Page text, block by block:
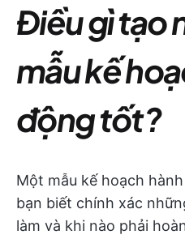
Điều gì tạo
mẫu kế
động tốt?
Một mẫu kế hoạch
bạn biết chính xác
làm và khi nào phải